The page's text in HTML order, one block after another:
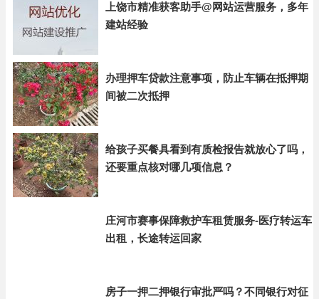
上饶市精准获客助手@网站运营服务，多年
建站经验
办理押车贷款注意事项，防止车辆在抵押期
间被二次抵押
给孩子买餐具看到有质检报告就放心了吗，
还要重点核对哪几项信息？
庄河市赛事保障救护车租赁服务-医疗转运车
出租，长途转运回家
房子一押二押银行审批严吗？不同银行对征